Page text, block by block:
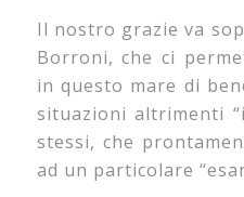
Il nostro grazie va
Borroni, che ci
in questo mare di
situazioni altrimenti
stessi, che
ad un particolare